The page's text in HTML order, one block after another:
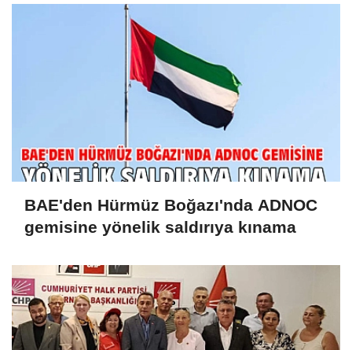
BAE'den Hürmüz Boğazı'nda ADNOC
gemisine yönelik saldırıya kınama